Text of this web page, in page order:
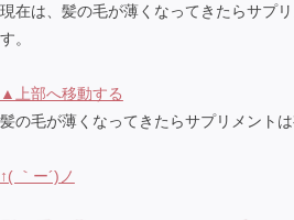
現在は、髪の毛が薄くなってきたらサプ
す。
▲上部へ移動する
髪の毛が薄くなってきたらサプリメントは
↑( ｀ー´)ノ